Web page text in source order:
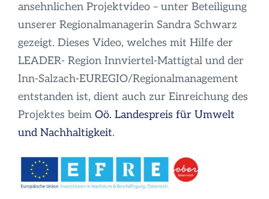
ansehnlichen Projektvideo – unter Beteiligung
unserer Regionalmanagerin Sandra Schwarz
gezeigt. Dieses Video, welches mit Hilfe der
LEADER- Region Innviertel-Mattigtal und der
Inn-Salzach-EUREGIO/Regionalmanagement
entstanden ist, dient auch zur Einreichung des
Projektes beim Oö. Landespreis für Umwelt
und Nachhaltigkeit.